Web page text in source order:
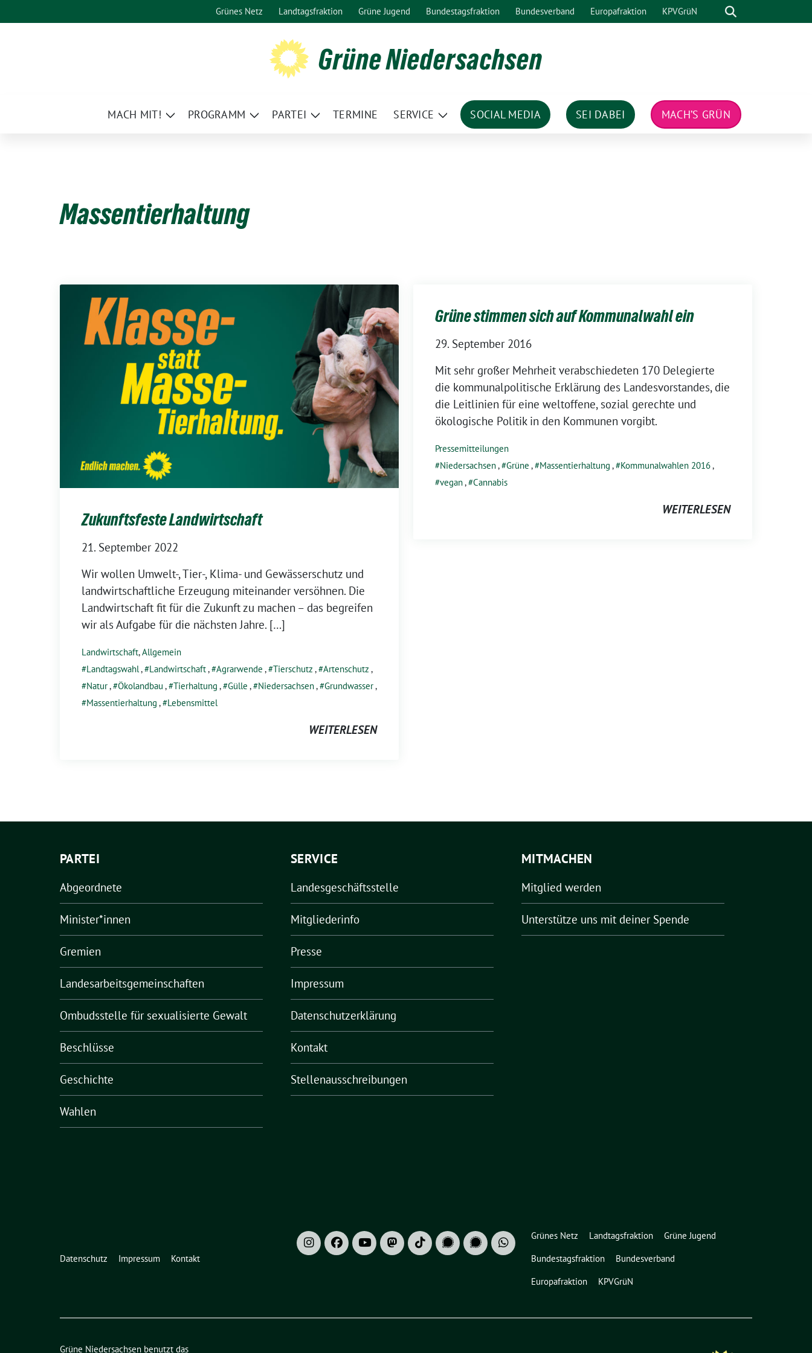
zum
Grünes Netz Landtagsfraktion Grüne Jugend Bundestagsfraktion Bundesverband Europafraktion KPVGrüN Suche
Grüne Niedersachsen
MACH MIT!
Zeige
PROGRAMM
Zeige
PARTEI
Zeige
TERMINE SERVICE
Zeige
SOCIAL MEDIA SEI DABEI MACH’S GRÜN
Massentierhaltung
Zukunftsfeste Landwirtschaft
21. September 2022
Wir wollen Umwelt-, Tier-, Klima- und Gewässerschutz und
landwirtschaftliche Erzeugung miteinander versöhnen. Die
Landwirtschaft fit für die Zukunft zu machen – das begreifen
wir als Aufgabe für die nächsten Jahre. […]
Landwirtschaft,Allgemein
Landtagswahl , Landwirtschaft, Agrarwende , Tierschutz , Artenschutz ,
Natur, Ökolandbau , Tierhaltung , Gülle , Niedersachsen, Grundwasser,
Massentierhaltung , Lebensmittel
WEITERLESEN
Grüne stimmen sich auf Kommunalwahl ein
29. September 2016
Mit sehr großer Mehrheit verabschiedeten 170 Delegierte
die kommunalpolitische Erklärung des Landesvorstandes, die
die Leitlinien für eine weltoffene, sozial gerechte und
ökologische Politik in den Kommunen vorgibt.
Pressemitteilungen
Niedersachsen, Grüne , Massentierhaltung , Kommunalwahlen 2016,
vegan, Cannabis
WEITERLESEN
PARTEI
Abgeordnete
Minister*innen
Gremien
Landesarbeitsgemeinschaften
Ombudsstelle für sexualisierte Gewalt
Beschlüsse
Geschichte
Wahlen
SERVICE
Landesgeschäftsstelle
Mitgliederinfo
Presse
Impressum
Datenschutzerklärung
Kontakt
Stellenausschreibungen
MITMACHEN
Mitglied werden
Unterstütze uns mit deiner Spende
Datenschutz Impressum Kontakt
Grünes Netz Landtagsfraktion
Grüne Jugend
Bundestagsfraktion
Bundesverband
Europafraktion
KPVGrüN
Grüne Niedersachsen benutzt das